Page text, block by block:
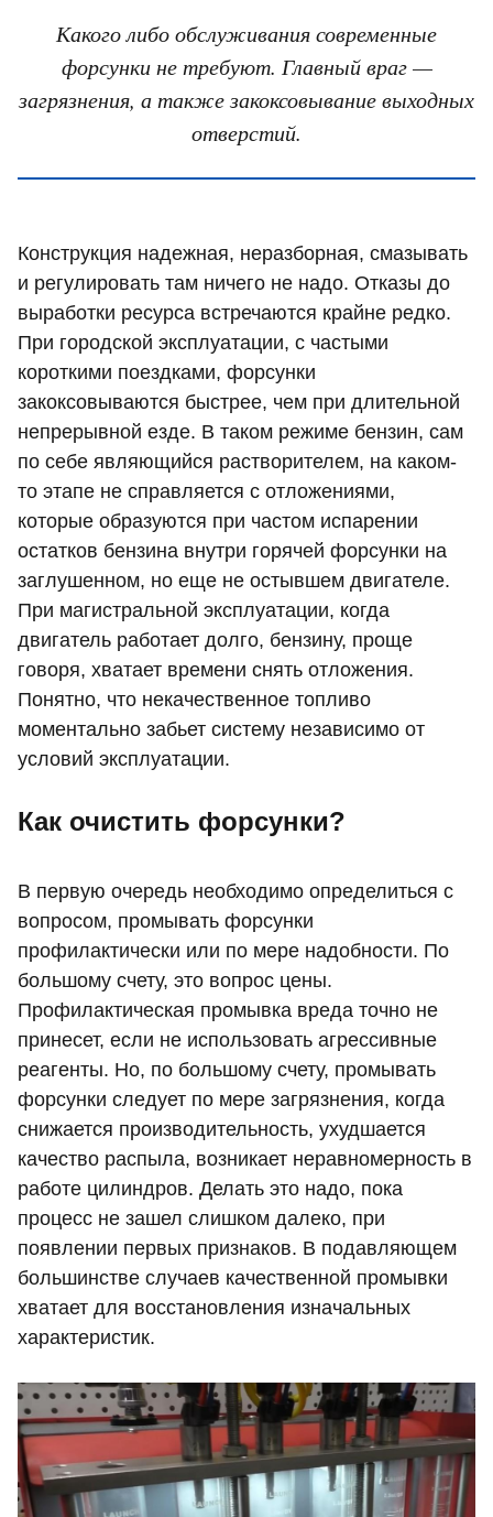
Какого либо обслуживания современные
форсунки не требуют. Главный враг —
загрязнения, а также закоксовывание выходных
отверстий.
Конструкция надежная, неразборная, смазывать
и регулировать там ничего не надо. Отказы до
выработки ресурса встречаются крайне редко.
При городской эксплуатации, с частыми
короткими поездками, форсунки
закоксовываются быстрее, чем при длительной
непрерывной езде. В таком режиме бензин, сам
по себе являющийся растворителем, на каком-
то этапе не справляется с отложениями,
которые образуются при частом испарении
остатков бензина внутри горячей форсунки на
заглушенном, но еще не остывшем двигателе.
При магистральной эксплуатации, когда
двигатель работает долго, бензину, проще
говоря, хватает времени снять отложения.
Понятно, что некачественное топливо
моментально забьет систему независимо от
условий эксплуатации.
Как очистить форсунки?
В первую очередь необходимо определиться с
вопросом, промывать форсунки
профилактически или по мере надобности. По
большому счету, это вопрос цены.
Профилактическая промывка вреда точно не
принесет, если не использовать агрессивные
реагенты. Но, по большому счету, промывать
форсунки следует по мере загрязнения, когда
снижается производительность, ухудшается
качество распыла, возникает неравномерность в
работе цилиндров. Делать это надо, пока
процесс не зашел слишком далеко, при
появлении первых признаков. В подавляющем
большинстве случаев качественной промывки
хватает для восстановления изначальных
характеристик.